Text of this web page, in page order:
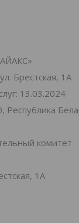
Брестская, 1А
13.03.2024
Республика
комитет
1А